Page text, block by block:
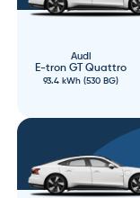
Audi
E-tron GT Quattro
93.4 kWh (530 BG)